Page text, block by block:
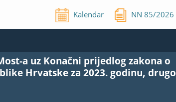
Kalendar NN85/2026
a uz Konačni prijedlog zakona o
Hrvatske za 2023. godinu, drugo